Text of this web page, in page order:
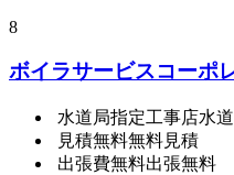
8
ボイラサービスコーポ
水道局指定工事店水
見積無料無料見積
出張費無料出張無料